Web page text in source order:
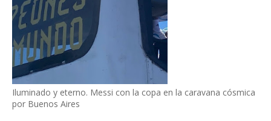
Iluminado y eterno. Messi con la copa en la caravana cósmica
por Buenos Aires